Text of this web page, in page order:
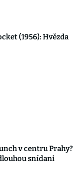
(1956): Hvězda
v centru Prahy?
snídani